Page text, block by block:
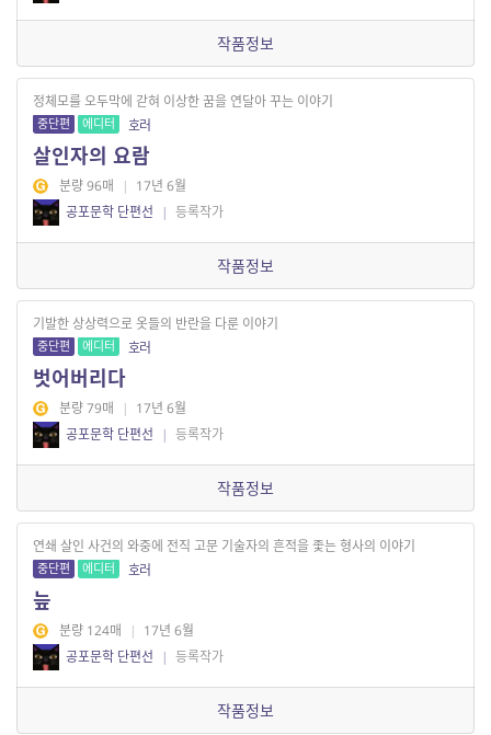
작품정보
정체모를 오두막에 갇혀 이상한 꿈을 연달아 꾸는 이야기
중단편 에디터 호러
살인자의 요람
분량 96매 | 17년 6월
공포문학 단편선
| 등록작가
작품정보
기발한 상상력으로 옷들의 반란을 다룬 이야기
중단편 에디터 호러
벗어버리다
분량 79매 | 17년 6월
공포문학 단편선
| 등록작가
작품정보
연쇄 살인 사건의 와중에 전직 고문 기술자의 흔적을 좇는 형사의 이야기
중단편 에디터 호러
늪
분량 124매 | 17년 6월
공포문학 단편선
| 등록작가
작품정보